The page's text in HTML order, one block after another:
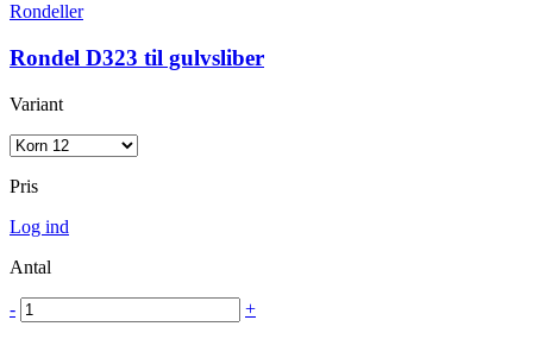
Rondeller
Rondel D323 til gulvsliber
Variant
Pris
Log ind
Antal
- +